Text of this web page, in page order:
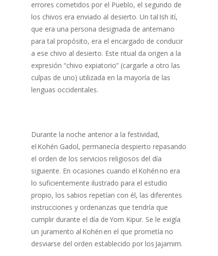
errores cometidos por el Pueblo, el segundo de
los chivos era enviado al desierto. Un tal Ish ití,
que era una persona designada de antemano
para tal propósito, era el encargado de conducir
a ese chivo al desierto. Este ritual da origen a la
expresión “chivo expiatorio” (cargarle a otro las
culpas de uno) utilizada en la mayoría de las
lenguas occidentales.
Durante la noche anterior a la festividad,
el Kohén Gadol, permanecía despierto repasando
el orden de los servicios religiosos del día
siguiente. En ocasiones cuando el Kohén no era
lo suficientemente ilustrado para el estudio
propio, los sabios repetían con él, las diferentes
instrucciones y ordenanzas que tendría que
cumplir durante el día de Yom Kipur. Se le exigía
un juramento al Kohén en el que prometía no
desviarse del orden establecido por los Jajamim.